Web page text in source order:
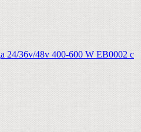
24/36v/48v 400-600 W EB0002 с